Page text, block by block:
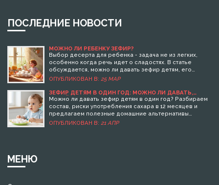
ПОСЛЕДНИЕ НОВОСТИ
МОЖНО ЛИ РЕБЕНКУ ЗЕФИР?
Выбор десерта для ребенка - задача не из легких,
особенно когда речь идет о сладостях. В статье
обсуждается, можно ли давать зефир детям, его
польза и вред. Узнайте, как выбрать подходящий
альтернативные десерты можно предложить ребенку.
Разберемся, как зефир может вписаться в здоровый
рацион детей.
ОПУБЛИКОВАН В: 25 МАР
ЗЕФИР ДЕТЯМ В ОДИН ГОД: МОЖНО ЛИ ДАВАТЬ,
КАКОЙ ВЫБРАТЬ И ЧЕМ ЗАМЕНИТЬ
Можно ли давать зефир детям в один год? Разбираем
состав, риски употребления сахара в 12 месяцев и
предлагаем полезные домашние альтернативы
десертам.
ОПУБЛИКОВАН В: 21 АПР
МЕНЮ